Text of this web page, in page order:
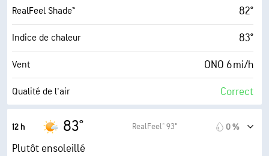
Point de rosée 68° F
AccuLumen Brightness Index™ 9 (Très forte)
Couverture nuageuse 25 %
Visibilité 10 mi
RealFeel Shade™ 82°
Indice de chaleur 83°
Vent ONO 6 mi/h
Qualité de l'air Correct
Indice UV maximal
Rafales
12 h 83° RealFeel® 93° 0 %
Plutôt ensoleillé